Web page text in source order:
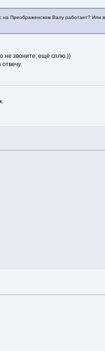
Преображенском Валу работает? Или
не звоните, ещё сплю.))